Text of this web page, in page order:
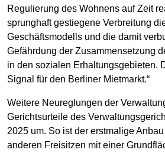
Regulierung des Wohnens auf Zeit
sprunghaft gestiegene Verbreitung
Geschäftsmodells und die damit
Gefährdung der Zusammensetzung
in den sozialen Erhaltungsgebieten.
Signal für den Berliner Mietmarkt.“
Weitere Neureglungen der
Gerichtsurteile des
2025 um. So ist der erstmalige
anderen Freisitzen mit einer